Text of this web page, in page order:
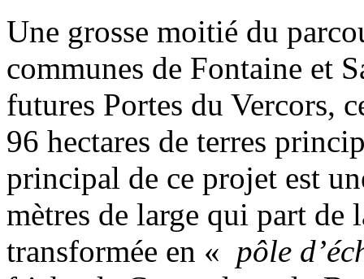
Une grosse moitié du
communes de Fontaine et
futures Portes du Vercors,
96 hectares de terres
principal de ce projet est
mètres de large qui part de
transformée en « pôle